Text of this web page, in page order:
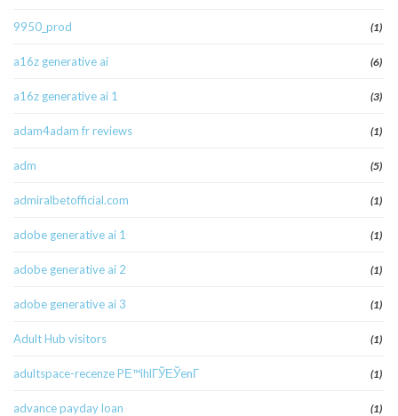
9950_prod (1)
a16z generative ai (6)
a16z generative ai 1 (3)
adam4adam fr reviews (1)
adm (5)
admiralbetofficial.com (1)
adobe generative ai 1 (1)
adobe generative ai 2 (1)
adobe generative ai 3 (1)
Adult Hub visitors (1)
adultspace-recenze PЕ™ihlГЎЕЎenГ­ (1)
advance payday loan (1)